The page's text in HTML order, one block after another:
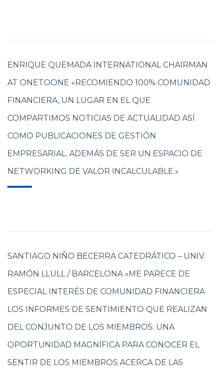
ENRIQUE QUEMADA INTERNATIONAL CHAIRMAN
AT ONETOONE «RECOMIENDO 100% COMUNIDAD
FINANCIERA, UN LUGAR EN EL QUE
COMPARTIMOS NOTICIAS DE ACTUALIDAD ASÍ
COMO PUBLICACIONES DE GESTIÓN
EMPRESARIAL. ADEMÁS DE SER UN ESPACIO DE
NETWORKING DE VALOR INCALCULABLE.»
SANTIAGO NIÑO BECERRA CATEDRÁTICO – UNIV.
RAMÓN LLULL / BARCELONA «ME PARECE DE
ESPECIAL INTERÉS DE COMUNIDAD FINANCIERA
LOS INFORMES DE SENTIMIENTO QUE REALIZAN
DEL CONJUNTO DE LOS MIEMBROS. UNA
OPORTUNIDAD MAGNÍFICA PARA CONOCER EL
SENTIR DE LOS MIEMBROS ACERCA DE LAS